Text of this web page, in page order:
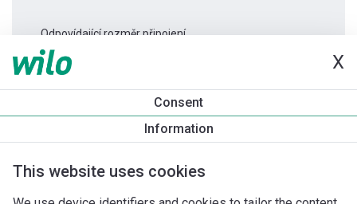
X
Consent
Information
This website uses cookies
Odpovídající rozměr připojení.
Informace o produktu